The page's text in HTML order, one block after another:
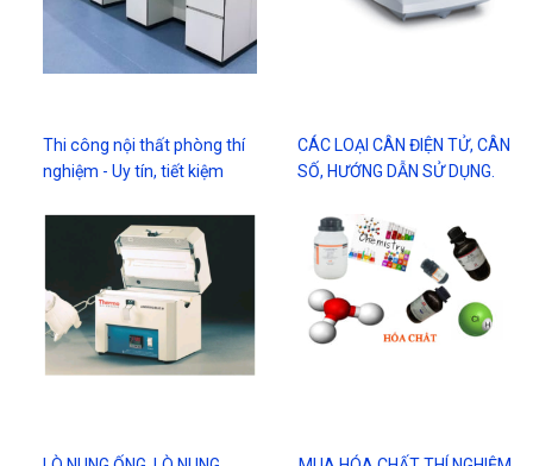
Thi công nội thất phòng thí
nghiệm - Uy tín, tiết kiệm
CÁC LOẠI CÂN ĐIỆN TỬ, CÂN
SỐ, HƯỚNG DẪN SỬ DỤNG.